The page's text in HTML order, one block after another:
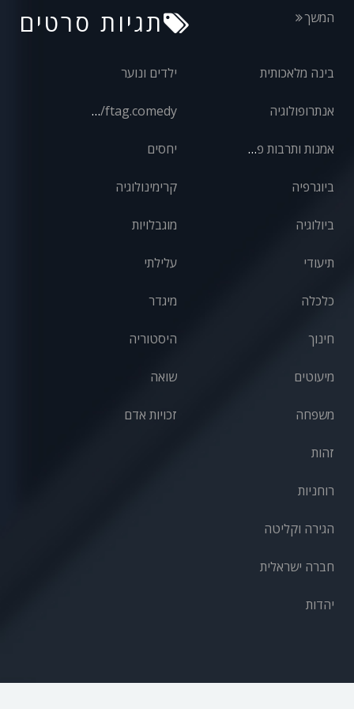
תגיות סרטים המשך
בינה מלאכותית
אנתרופולוגיה
אמנות ותרבות פופולרית
ביוגרפיה
ביולוגיה
ילדים ונוער
front/ftag.comedy
יחסים
קרימינולוגיה
מוגבלויות
תיעודי
כלכלה
חינוך
מיעוטים
משפחה
עלילתי
מיגדר
היסטוריה
שואה
זכויות אדם
זהות
רוחניות
הגירה וקליטה
חברה ישראלית
יהדות